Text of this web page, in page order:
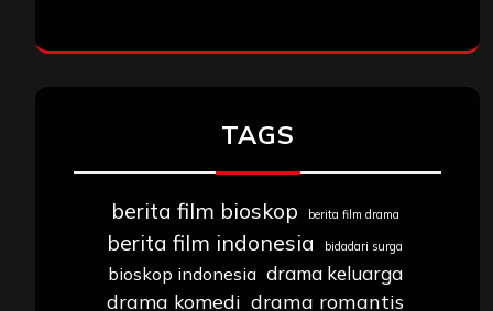
TAGS
berita film bioskop berita film drama
berita film indonesia bidadari surga
bioskop indonesia drama keluarga
drama komedi drama romantis